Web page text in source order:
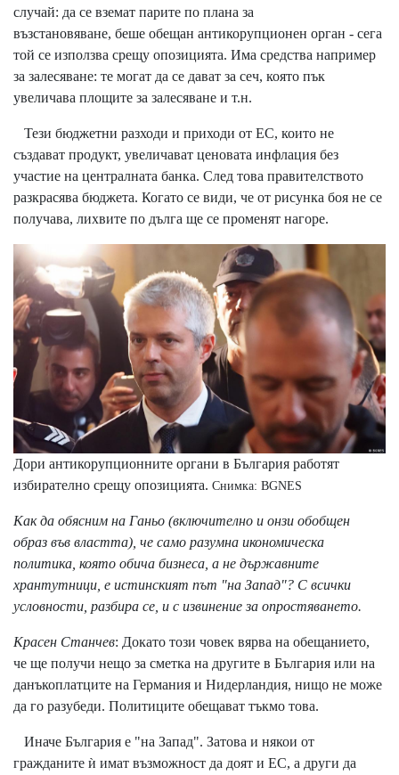
случай: да се вземат парите по плана за
възстановяване, беше обещан антикорупционен орган - сега
той се използва срещу опозицията. Има средства например
за залесяване: те могат да се дават за сеч, която пък
увеличава площите за залесяване и т.н.
Тези бюджетни разходи и приходи от ЕС, които не
създават продукт, увеличават ценовата инфлация без
участие на централната банка. След това правителството
разкрасява бюджета. Когато се види, че от рисунка боя не се
получава, лихвите по дълга ще се променят нагоре.
Дори антикорупционните органи в България работят
избирателно срещу опозицията. Снимка: BGNES
Как да обясним на Ганьо (включително и онзи обобщен
образ във властта), че само разумна икономическа
политика, която обича бизнеса, а не държавните
хрантутници, е истинският път "на Запад"? С всички
условности, разбира се, и с извинение за опростяването.
Красен Станчев: Докато този човек вярва на обещанието,
че ще получи нещо за сметка на другите в България или на
данъкоплатците на Германия и Нидерландия, нищо не може
да го разубеди. Политиците обещават тъкмо това.
Иначе България е "на Запад". Затова и някои от
гражданите ѝ имат възможност да доят и ЕС, а други да